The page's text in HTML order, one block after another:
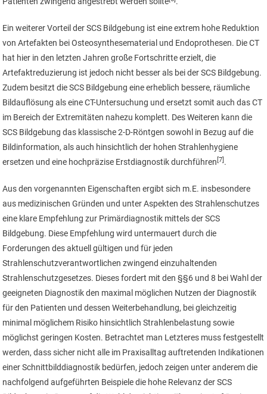
Ein weiterer Vorteil der SCS Bildgebung ist eine extrem hohe Reduktion
von Artefakten bei Osteosynthesematerial und Endoprothesen. Die CT
hat hier in den letzten Jahren große Fortschritte erzielt, die
Artefaktreduzierung ist jedoch nicht besser als bei der SCS Bildgebung.
Zudem besitzt die SCS Bildgebung eine erheblich bessere, räumliche
Bildauflösung als eine CT-Untersuchung und ersetzt somit auch das CT
im Bereich der Extremitäten nahezu komplett. Des Weiteren kann die
SCS Bildgebung das klassische 2-D-Röntgen sowohl in Bezug auf die
Bildinformation, als auch hinsichtlich der hohen Strahlenhygiene
ersetzen und eine hochpräzise Erstdiagnostik durchführen[7] .
Aus den vorgenannten Eigenschaften ergibt sich m.E. insbesondere
aus medizinischen Gründen und unter Aspekten des Strahlenschutzes
eine klare Empfehlung zur Primärdiagnostik mittels der SCS
Bildgebung. Diese Empfehlung wird untermauert durch die
Forderungen des aktuell gültigen und für jeden
Strahlenschutzverantwortlichen zwingend einzuhaltenden
Strahlenschutzgesetzes. Dieses fordert mit den §§6 und 8 bei Wahl der
geeigneten Diagnostik den maximal möglichen Nutzen der Diagnostik
für den Patienten und dessen Weiterbehandlung, bei gleichzeitig
minimal möglichem Risiko hinsichtlich Strahlenbelastung sowie
möglichst geringen Kosten. Betrachtet man Letzteres muss festgestellt
werden, dass sicher nicht alle im Praxisalltag auftretenden Indikationen
einer Schnittbilddiagnostik bedürfen, jedoch zeigen unter anderem die
nachfolgend aufgeführten Beispiele die hohe Relevanz der SCS